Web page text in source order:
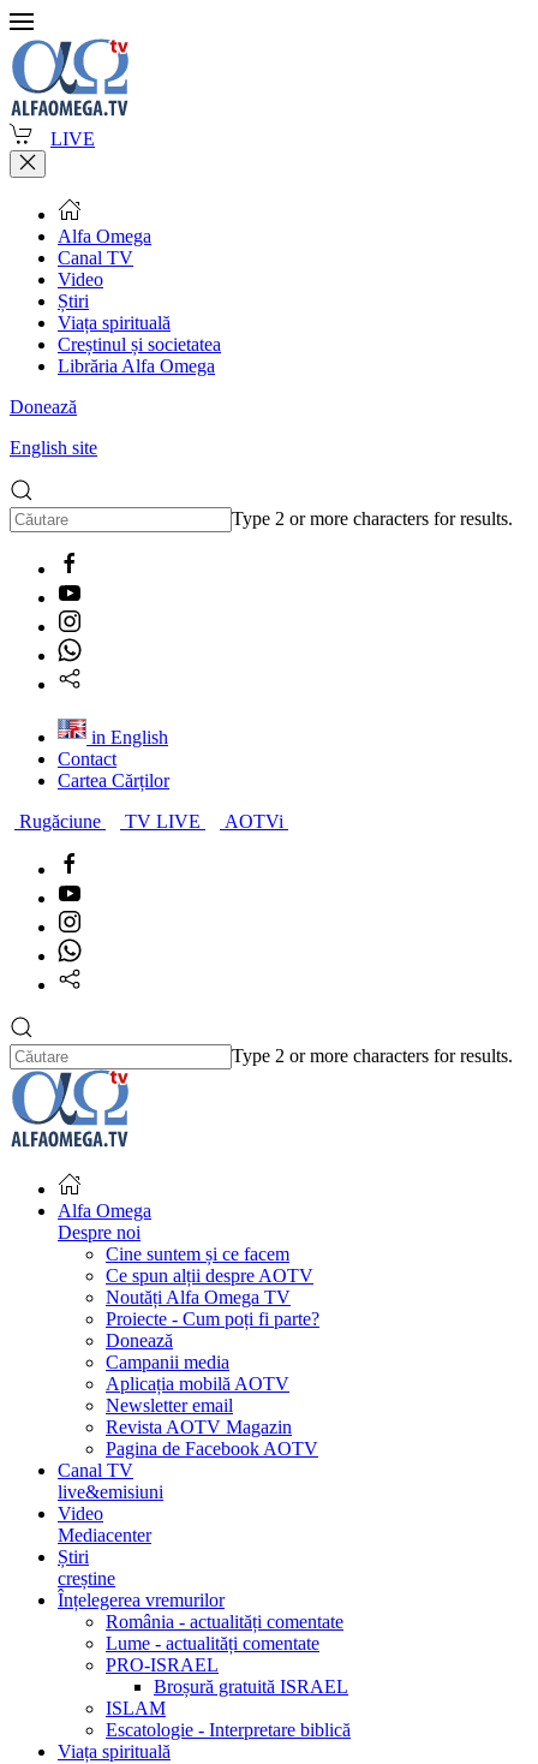
LIVE
Alfa Omega
Canal TV
Video
Știri
Viața spirituală
Creștinul și societatea
Librăria Alfa Omega
Donează
English site
Type 2 or more characters for results.
in English
Contact
Cartea Cărților
Rugăciune
TV LIVE AOTVi
Type 2 or more characters for results.
Alfa Omega
Despre noi
Cine suntem și ce facem
Ce spun alții despre AOTV
Noutăți Alfa Omega TV
Proiecte - Cum poți fi parte?
Donează
Campanii media
Aplicația mobilă AOTV
Newsletter email
Revista AOTV Magazin
Pagina de Facebook AOTV
Canal TV
live&emisiuni
Video
Mediacenter
Știri
creștine
Înțelegerea vremurilor
România - actualități comentate
Lume - actualități comentate
PRO-ISRAEL
Broșură gratuită ISRAEL
ISLAM
Escatologie - Interpretare biblică
Viața spirituală